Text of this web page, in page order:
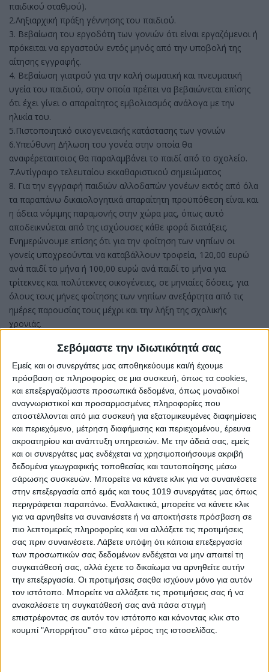
Σεβόμαστε την ιδιωτικότητά σας
Εμείς και οι συνεργάτες μας αποθηκεύουμε και/ή έχουμε
πρόσβαση σε πληροφορίες σε μια συσκευή, όπως τα cookies,
και επεξεργαζόμαστε προσωπικά δεδομένα, όπως μοναδικοί
αναγνωριστικοί και προσαρμοσμένες πληροφορίες που
αποστέλλονται από μια συσκευή για εξατομικευμένες διαφημίσεις
και περιεχόμενο, μέτρηση διαφήμισης και περιεχομένου, έρευνα
ακροατηρίου και ανάπτυξη υπηρεσιών. Με την άδειά σας, εμείς
και οι συνεργάτες μας ενδέχεται να χρησιμοποιήσουμε ακριβή
δεδομένα γεωγραφικής τοποθεσίας και ταυτοποίησης μέσω
σάρωσης συσκευών. Μπορείτε να κάνετε κλικ για να συναινέσετε
στην επεξεργασία από εμάς και τους 1019 συνεργάτες μας όπως
περιγράφεται παραπάνω. Εναλλακτικά, μπορείτε να κάνετε κλικ
για να αρνηθείτε να συναινέσετε ή να αποκτήσετε πρόσβαση σε
πιο λεπτομερείς πληροφορίες και να αλλάξετε τις προτιμήσεις
σας πριν συναινέσετε. Λάβετε υπόψη ότι κάποια επεξεργασία
των προσωπικών σας δεδομένων ενδέχεται να μην απαιτεί τη
συγκατάθεσή σας, αλλά έχετε το δικαίωμα να αρνηθείτε αυτήν
την επεξεργασία. Οι προτιμήσεις σαςθα ισχύουν μόνο για αυτόν
τον ιστότοπο. Μπορείτε να αλλάξετε τις προτιμήσεις σας ή να
ανακαλέσετε τη συγκατάθεσή σας ανά πάσα στιγμή
επιστρέφοντας σε αυτόν τον ιστότοπο και κάνοντας κλικ στο
κουμπί "Απορρήτου" στο κάτω μέρος της ιστοσελίδας.
παιδικού σταθμού).
2.Ληξιαρχική πράξη γέννησης του παιδιού.
3. Βεβαίωση του εργοδότη των γονιών ότι είναι εργαζόμενοι ή
πρόκειται να εργαστούν εντός μηνός από την υποβολή της
αίτησης εγγραφής.
4. Βεβαίωση γιατρού για την καλή σωματική και πνευματική
υγεία του παιδιού, στην οποία πρέπει να βεβαιώνεται επίσης
ότι έχει γίνει ο απαραίτητος εμβολιασμός ανάλογα με την
ηλικία του.
5.Πιστοποιητικό οικογενειακής κατάστασης των γονιών
6.Υπεύθυνη ∆ήλωση του γονέα στην οποία θα
αναφέρεταιποιος θα παραλαμβάνει το παιδί από το σχολείο.
7.Αντίγραφο τελευταίου εκκαθαριστικού σημειώματος
8. Για την εγγραφή παιδιών αλλοδαπών γονέων εκτός από όλα
τα παραπάνω δικαιολογητικά απαραίτητη προϋπόθεση είναι και
η άδεια νόμιμης παραμονής στην χώρα μας, όπως αυτό
αποδεικνύεται από της ισχύουσες κάθε φορά διατάξεις.
Ενημερώνουμε επίσης ότι για την φοίτηση των νηπίων οι
γονείς υποχρεούνται να καταβάλλουν τροφεία, 120,00 ευρώ
ανά παιδί το μήνα ή 100,00 ευρώ ανά παιδί το μήνα για
τρίτεκνες και πολύτεκνες οικογένειες, σε μηνιαίες δόσεις, για
όλους τους μήνες φοίτησης των νηπίων ανεξάρτητα από τις
ημέρες παρουσίας τους μέχρι και την λήξη της σχολικής
χρονιάς.
Η Πρόεδρος της ∆Η.Κ.Α.∆Ι.ΜΕ.
Γεωργία Τζάθα
Share
Share Post Email Print
AUTHOR
Σταμάτης Κ. Ρουσόδημος
Ο Σταμάτης Κ. Ρουσόδημος είναι Ιδιοκτήτης και